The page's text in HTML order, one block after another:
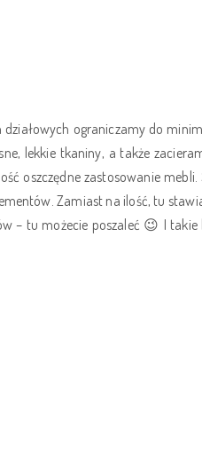
działowych ograniczamy do
lekkie tkaniny, a także
oszczędne zastosowanie
Zamiast na ilość, tu
– tu możecie poszaleć 😉 I